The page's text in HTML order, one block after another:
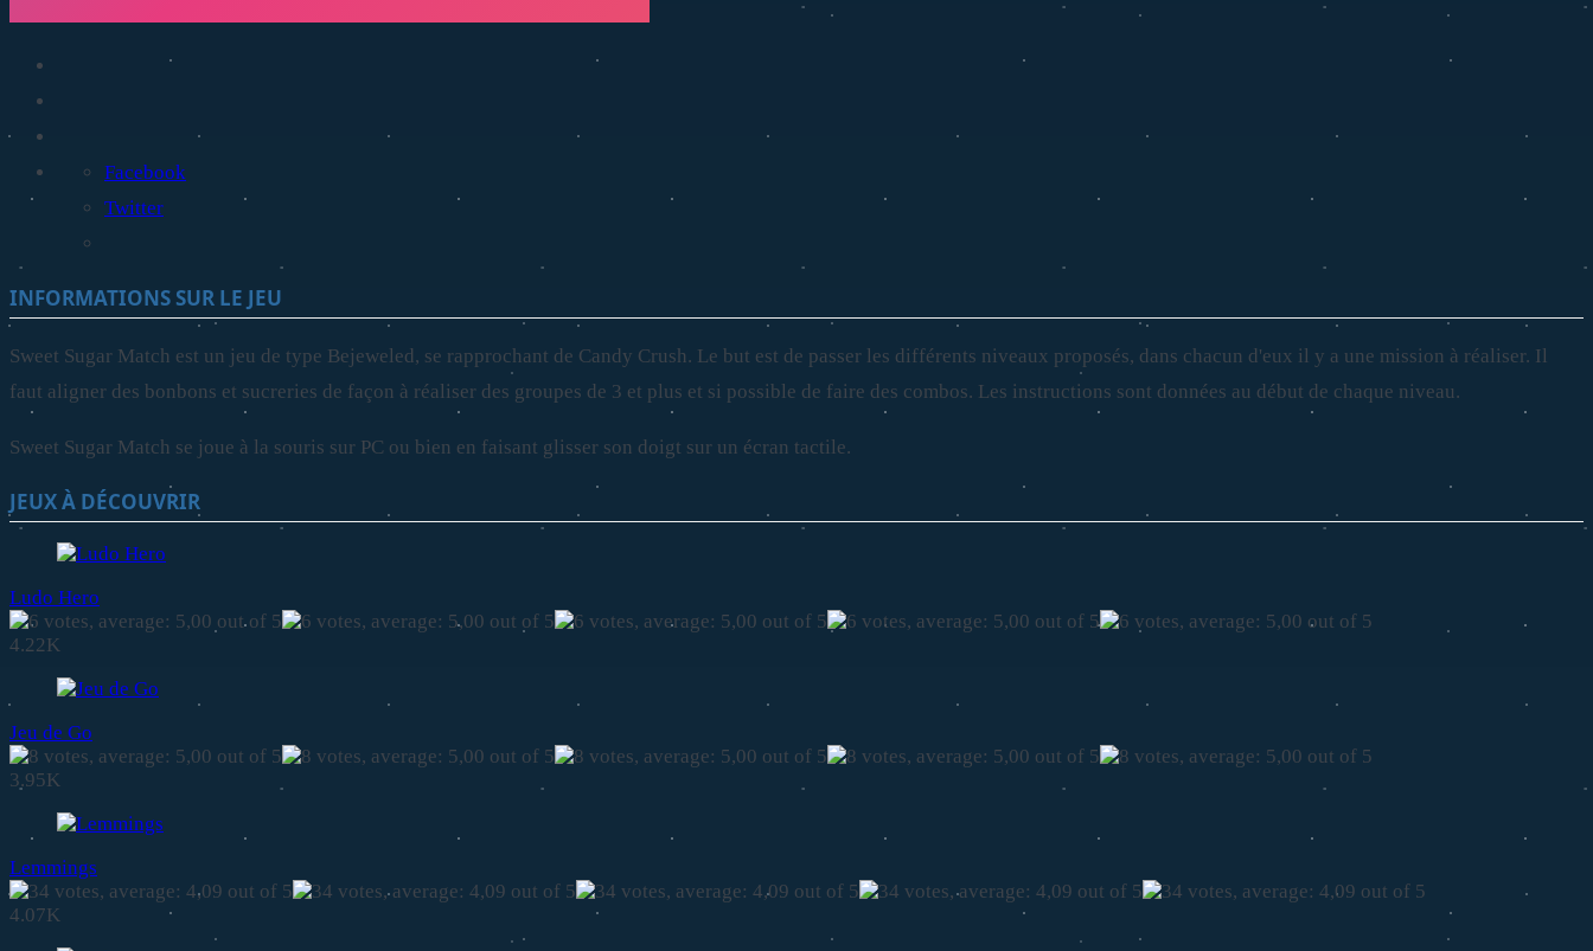
Facebook
Twitter
INFORMATIONS SUR LE JEU
Sweet Sugar Match est un jeu de type Bejeweled, se rapprochant de Candy Crush. Le but est de passer les différents niveaux proposés, dans chacun d'eux il y a une mission à réaliser. Il
faut aligner des bonbons et sucreries de façon à réaliser des groupes de 3 et plus et si possible de faire des combos. Les instructions sont données au début de chaque niveau.
Sweet Sugar Match se joue à la souris sur PC ou bien en faisant glisser son doigt sur un écran tactile.
JEUX À DÉCOUVRIR
Ludo Hero
4.22K
Jeu de Go
3.95K
Lemmings
4.07K